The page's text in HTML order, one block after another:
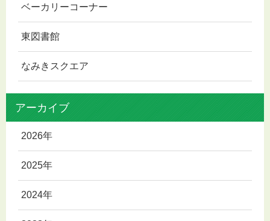
ベーカリーコーナー
東図書館
なみきスクエア
アーカイブ
2026年
2025年
2024年